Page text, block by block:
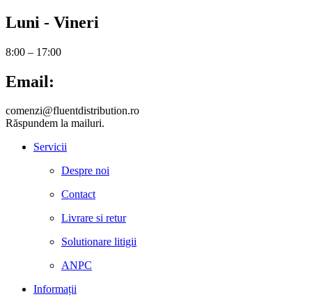
Luni - Vineri
8:00 – 17:00
Email:
comenzi@fluentdistribution.ro
Răspundem la mailuri.
Servicii
Despre noi
Contact
Livrare si retur
Solutionare litigii
ANPC
Informații